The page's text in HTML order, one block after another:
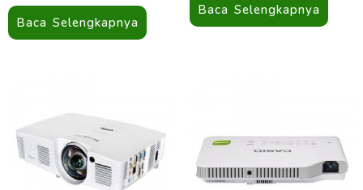
Baca Selengkapnya
Baca Selengkapnya